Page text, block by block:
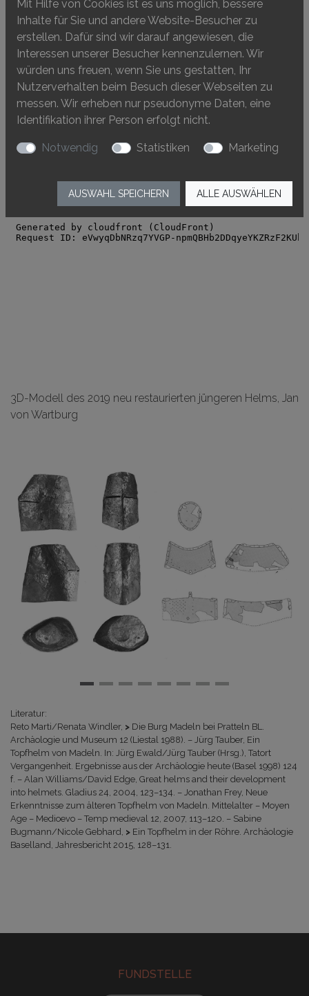
3D-Modell des 2019 neu restaurierten jüngeren Helms, Jan
von Wartburg
Literatur:
Reto Marti/Renata Windler, > Die Burg Madeln bei Pratteln BL.
Archäologie und Museum 12 (Liestal 1988). – Jürg Tauber, Ein
Topfhelm von Madeln. In: Jürg Ewald/Jürg Tauber (Hrsg.), Tatort
Vergangenheit. Ergebnisse aus der Archäologie heute (Basel 1998) 124
f. – Alan Williams/David Edge, Great helms and their development
into helmets. Gladius 24, 2004, 123–134. – Jonathan Frey, Neue
Erkenntnisse zum älteren Topfhelm von Madeln. Mittelalter – Moyen
Age – Medioevo – Temp medieval 12, 2007, 113–120. – Sabine
Bugmann/Nicole Gebhard, > Ein Topfhelm in der Röhre. Archäologie
Baselland, Jahresbericht 2015, 128–131.
FUNDSTELLE
Mit Hilfe von Cookies ist es uns möglich, bessere
Inhalte für Sie und andere Website-Besucher zu
erstellen. Dafür sind wir darauf angewiesen, die
Interessen unserer Besucher kennenzulernen. Wir
würden uns freuen, wenn Sie uns gestatten, Ihr
Nutzerverhalten beim Besuch dieser Webseiten zu
messen. Wir erheben nur pseudonyme Daten, eine
Identifikation ihrer Person erfolgt nicht.
Notwendig Statistiken Marketing
AUSWAHL SPEICHERN ALLE AUSWÄHLEN